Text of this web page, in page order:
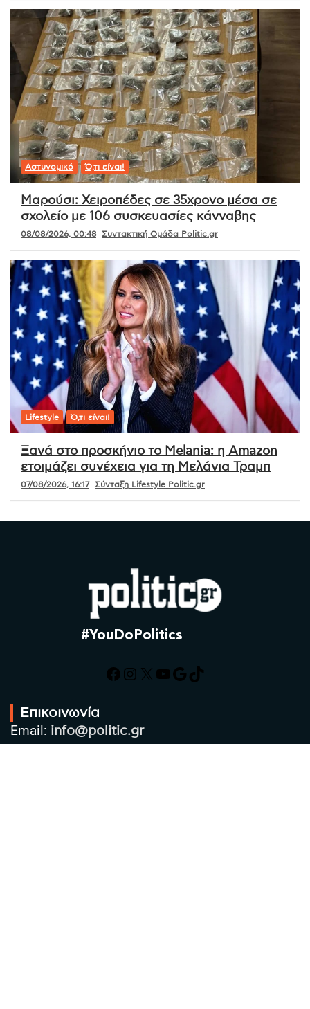
Αστυνομικό Ό,τι είναι!
Μαρούσι: Χειροπέδες σε 35χρονο μέσα σε
σχολείο με 106 συσκευασίες κάνναβης
08/08/2026, 00:48 Συντακτική Ομάδα Politic.gr
Lifestyle Ό,τι είναι!
Ξανά στο προσκήνιο το Melania: η Amazon
ετοιμάζει συνέχεια για τη Μελάνια Τραμπ
07/08/2026, 16:17 Σύνταξη Lifestyle Politic.gr
#YouDoPolitics
Facebook
Instagram
X YouTube
Google
TikTok
Επικοινωνία
Email: info@politic.gr
Τηλ: